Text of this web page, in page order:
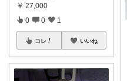
￥ 27,000
0 0 1
コレ いいね